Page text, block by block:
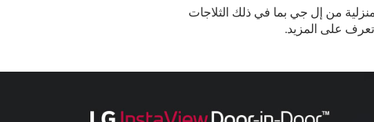
من إل جي بما في ذلك الثلاجات
على المزيد.